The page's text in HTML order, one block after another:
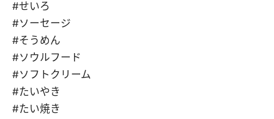
#せいろ
#ソーセージ
#そうめん
#ソウルフード
#ソフトクリーム
#たいやき
#たい焼き